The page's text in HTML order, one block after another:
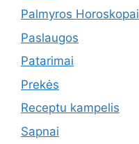
Palmyros Horoskopai
Paslaugos
Patarimai
Prekės
Receptu kampelis
Sapnai